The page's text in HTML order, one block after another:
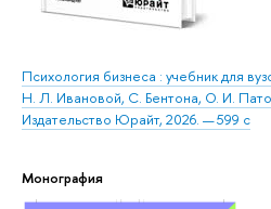
Психология бизнеса : учебник для
Н. Л. Ивановой, С. Бентона, О. И.
Издательство Юрайт, 2026. — 599 с
Монография